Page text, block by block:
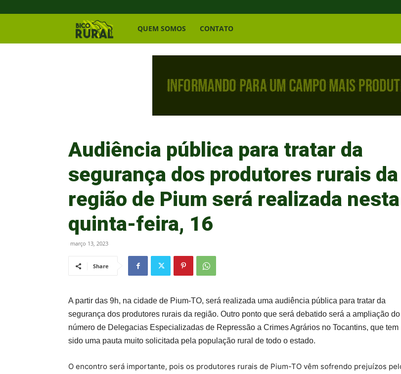
Bico
QUEM SOMOS CONTATO
Audiência pública para tratar da
segurança dos produtores rurais da
região de Pium será realizada nesta
quinta-feira, 16
março 13, 2023
Share
A partir das 9h, na cidade de Pium-TO, será realizada uma audiência pública para tratar da
segurança dos produtores rurais da região. Outro ponto que será debatido será a ampliação do
número de Delegacias Especializadas de Repressão a Crimes Agrários no Tocantins, que tem
sido uma pauta muito solicitada pela população rural de todo o estado.
O encontro será importante, pois os produtores rurais de Pium-TO vêm sofrendo prejuízos